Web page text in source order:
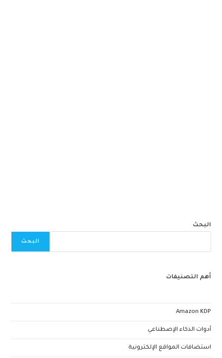
البحث
البحث
أهم التصنيفات
Amazon KDP
أدوات الذكاء الإصطناعي
استضافات المواقع الإلكترونية